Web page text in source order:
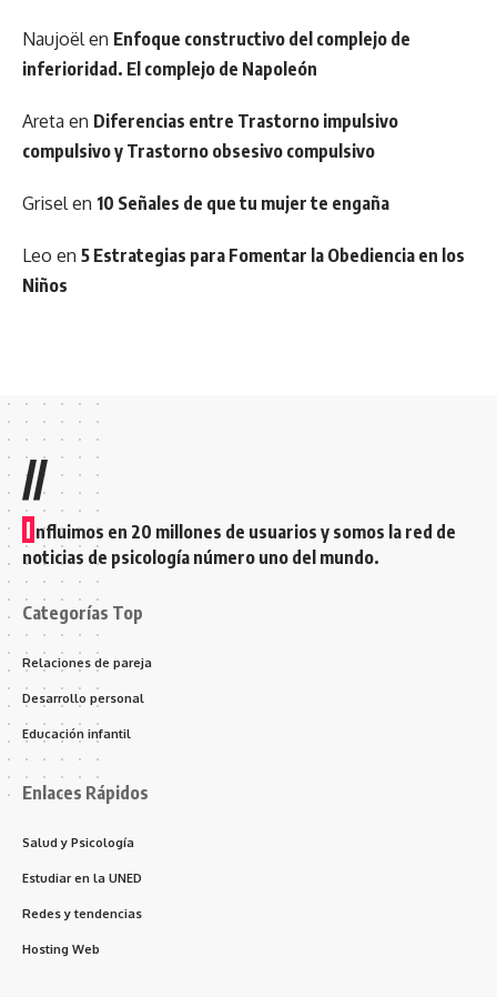
Naujoëlen Enfoque constructivo del complejo de
inferioridad. El complejo de Napoleón
Areta en Diferencias entre Trastorno impulsivo
compulsivo y Trastorno obsesivo compulsivo
Griselen 10 Señales de que tu mujer te engaña
Leo en 5 Estrategias para Fomentar la Obediencia en los
Niños
//
I nfluimos en 20 millones de usuarios y somos la red de
noticias de psicología número uno del mundo.
Categorías Top
Relaciones de pareja
Desarrollo personal
Educación infantil
Enlaces Rápidos
Salud y Psicología
Estudiar en la UNED
Redes y tendencias
Hosting Web